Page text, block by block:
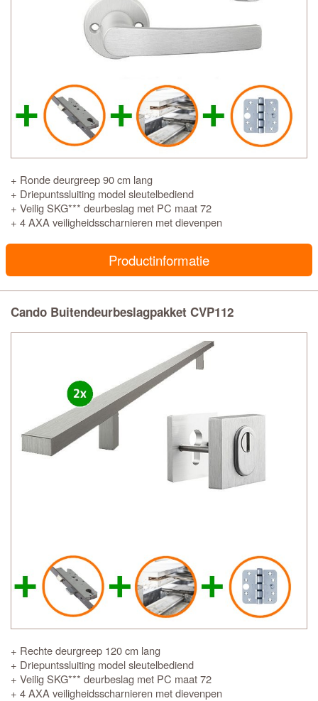
+ Ronde deurgreep 90 cm lang
+ Driepuntssluiting model sleutelbediend
+ Veilig SKG*** deurbeslag met PC maat 72
+ 4 AXA veiligheidsscharnieren met dievenpen
Productinformatie
Cando Buitendeurbeslagpakket CVP112
+ Rechte deurgreep 120 cm lang
+ Driepuntssluiting model sleutelbediend
+ Veilig SKG*** deurbeslag met PC maat 72
+ 4 AXA veiligheidsscharnieren met dievenpen